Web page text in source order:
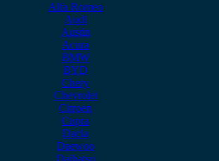
Alfa Romeo
Audi
Austin
Acura
BMW
BYD
Chery
Chevrolet
Citroen
Cupra
Dacia
Daewoo
Daihatsu